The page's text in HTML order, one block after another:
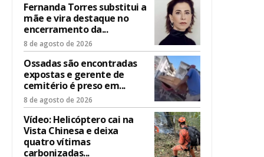
Fernanda Torres substitui a
mãe e vira destaque no
encerramento da...
8 de agosto de 2026
Ossadas são encontradas
expostas e gerente de
cemitério é preso em...
8 de agosto de 2026
Vídeo: Helicóptero cai na
Vista Chinesa e deixa
quatro vítimas
carbonizadas...